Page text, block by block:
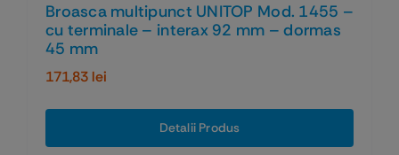
Broasca multipunct UNITOP Mod. 1455 –
cu terminale – interax 92 mm – dormas
45 mm
171,83 lei
Detalii Produs